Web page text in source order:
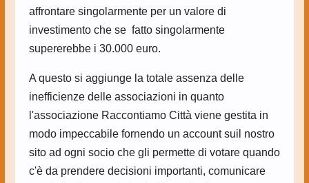
affrontare singolarmente per un valore di
investimento che se fatto singolarmente
supererebbe i 30.000 euro.
A questo si aggiunge la totale assenza delle
inefficienze delle associazioni in quanto
l'associazione Raccontiamo Città viene gestita in
modo impeccabile fornendo un account suil nostro
sito ad ogni socio che gli permette di votare quando
c'è da prendere decisioni importanti, comunicare